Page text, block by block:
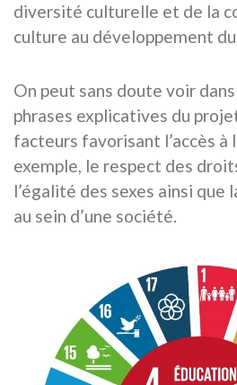
diversité culturelle et de la
culture au développement
On peut sans doute voir
phrases explicatives du
facteurs favorisant l’accès à
exemple, le respect des
l’égalité des sexes ainsi que
au sein d’une société.